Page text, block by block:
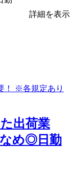
詳細を表示
出荷業
め◎日勤